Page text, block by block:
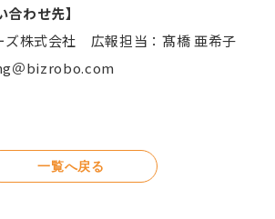
合わせ先】
ズ株式会社 広報担当：髙橋 亜希子
＠bizrobo.com
一覧へ戻る